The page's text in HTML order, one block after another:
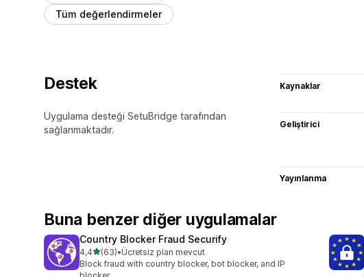
Tüm değerlendirmeler
Destek
Uygulama desteği SetuBridge tarafından
sağlanmaktadır.
Kaynaklar
Geliştirici
Yayınlanma
Buna benzer diğer uygulamalar
Country Blocker Fraud Securify
4,45 yıldız üzerinden
(63)
toplam 63 değerlendirme
•Ücretsiz plan mevcut
Block fraud with country blocker, bot blocker, and IP